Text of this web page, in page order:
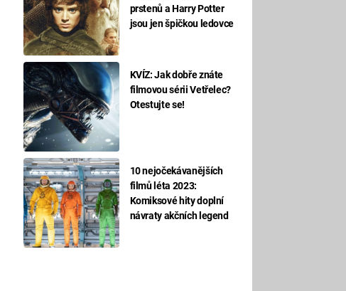
prstenů a Harry Potter
jsou jen špičkou ledovce
KVÍZ: Jak dobře znáte
filmovou sérii Vetřelec?
Otestujte se!
10 nejočekávanějších
filmů léta 2023:
Komiksové hity doplní
návraty akčních legend